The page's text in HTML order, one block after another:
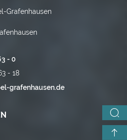
Grafenhausen
- 0
- 18
grafenhausen.de